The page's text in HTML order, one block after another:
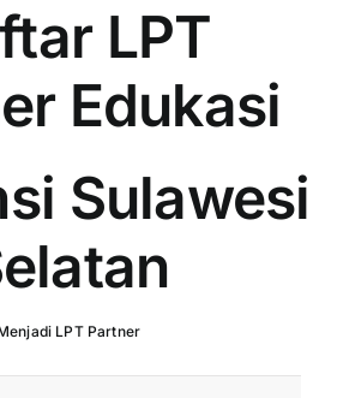
LPT
Edukasi
Sulawesi
LPT Partner